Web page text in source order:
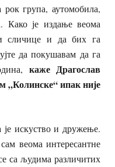
група, аутомобила,
Како је издање веома
сличице и да бих га
да покушавам да га
каже Драгослав
„Колинске“ ипак није
је искуство и дружење.
веома интересантне
са људима различитих